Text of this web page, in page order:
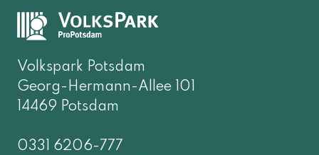
Volkspark Potsdam
Georg-Hermann-Allee 101
14469 Potsdam
0331 6206-777